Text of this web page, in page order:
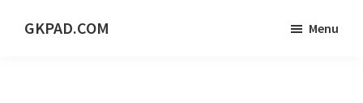
GKPAD.COM Menu